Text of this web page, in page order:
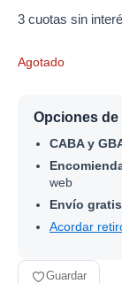
3 cuotas sin
Agotado
Opciones de
CABA y
web
Envío gratis
Acordar
Guardar